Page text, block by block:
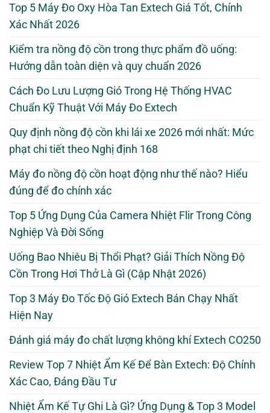
Top 5 Máy Đo Oxy Hòa Tan Extech Giá Tốt, Chính
Xác Nhất 2026
Kiểm tra nồng độ cồn trong thực phẩm đồ uống:
Hướng dẫn toàn diện và quy chuẩn 2026
Cách Đo Lưu Lượng Gió Trong Hệ Thống HVAC
Chuẩn Kỹ Thuật Với Máy Đo Extech
Quy định nồng độ cồn khi lái xe 2026 mới nhất: Mức
phạt chi tiết theo Nghị định 168
Máy đo nồng độ cồn hoạt động như thế nào? Hiểu
đúng để đo chính xác
Top 5 Ứng Dụng Của Camera Nhiệt Flir Trong Công
Nghiệp Và Đời Sống
Uống Bao Nhiêu Bị Thổi Phạt? Giải Thích Nồng Độ
Cồn Trong Hơi Thở Là Gì (Cập Nhật 2026)
Top 3 Máy Đo Tốc Độ Gió Extech Bán Chạy Nhất
Hiện Nay
Đánh giá máy đo chất lượng không khí Extech CO250
Review Top 7 Nhiệt Ẩm Kế Để Bàn Extech: Độ Chính
Xác Cao, Đáng Đầu Tư
Nhiệt Ẩm Kế Tự Ghi Là Gì? Ứng Dụng & Top 3 Model